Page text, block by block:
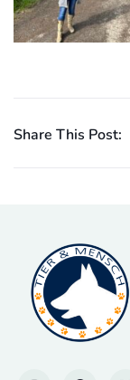
Share This Post: